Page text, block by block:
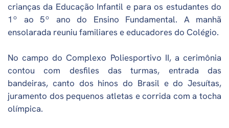
crianças da Educação Infantil e para os estudantes do
1º ao 5º ano do Ensino Fundamental. A manhã
ensolarada reuniu familiares e educadores do Colégio.
No campo do Complexo Poliesportivo II, a cerimônia
contou com desfiles das turmas, entrada das
bandeiras, canto dos hinos do Brasil e do Jesuítas,
juramento dos pequenos atletas e corrida com a tocha
olímpica.